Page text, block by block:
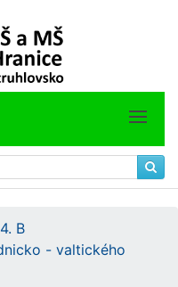
4. B
- valtického